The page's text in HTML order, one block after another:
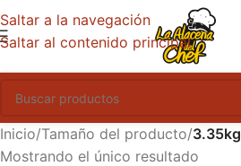
Saltar a la navegación
Saltar al contenido principal
Inicio/Tamaño del producto/3.35kg
Mostrando el único resultado